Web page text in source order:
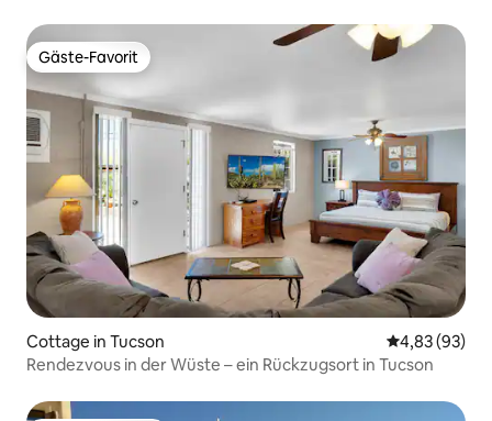
Gäste-Favorit
Gäste-Favorit
Cottage in Tucson
4,83 (93)
Rendezvous in der Wüste – ein Rückzugsort in Tucson